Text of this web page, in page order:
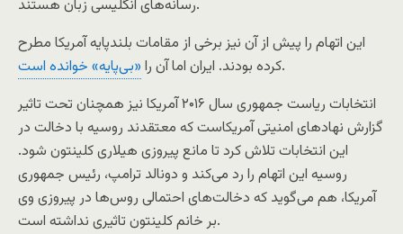
رسانه‌های انگلیسی زبان هستند.
این اتهام را پیش از آن نیز برخی از مقامات بلندپایه آمریکا مطرح
کرده بودند. ایران اما آن را «بی‌پایه» خوانده است
.
انتخابات ریاست جمهوری سال ۲۰۱۶ آمریکا نیز همچنان تحت تاثیر
گزارش نهادهای امنیتی آمریکاست که معتقدند روسیه با دخالت در
این انتخابات تلاش کرد تا مانع پیروزی هیلاری کلینتون شود.
روسیه این اتهام را رد می‌کند و دونالد ترامپ، رئیس جمهوری
آمریکا، هم می‌گوید که دخالت‌های احتمالی روس‌ها در پیروزی وی
بر خانم کلینتون تاثیری نداشته است.